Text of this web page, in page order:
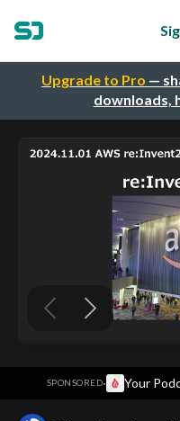
Upgrade to Pro —
downloads,
SPONSORED· Your